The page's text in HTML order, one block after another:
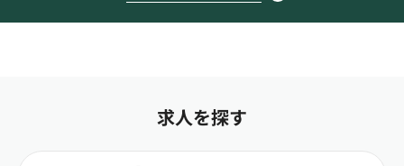
求人を探す